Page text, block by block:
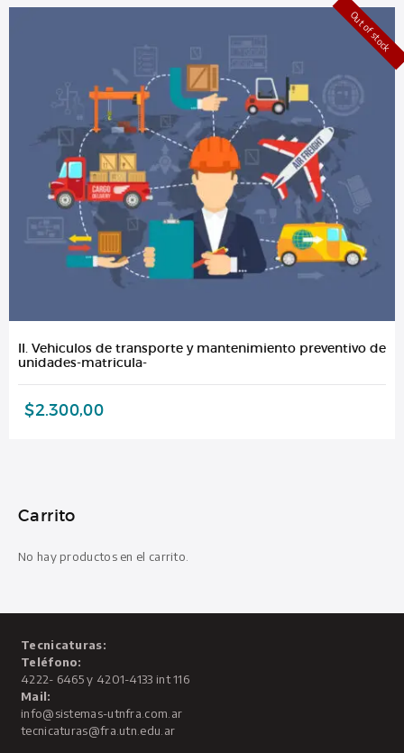
Out of stock
II. Vehiculos de transporte y mantenimiento preventivo de
unidades-matricula-
$2.300,00
Carrito
No hay productos en el carrito.
Tecnicaturas:
Teléfono:
4222- 6465 y 4201-4133 int 116
Mail:
info@sistemas-utnfra.com.ar
tecnicaturas@fra.utn.edu.ar